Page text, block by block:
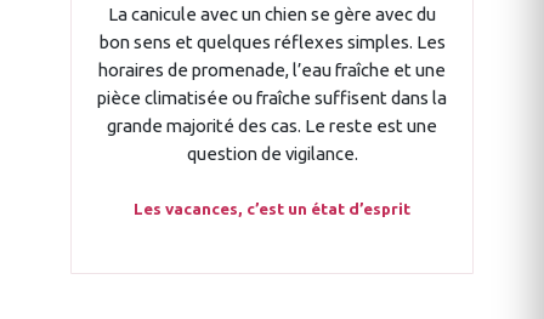
La canicule avec un chien se gère avec du
bon sens et quelques réflexes simples. Les
horaires de promenade, l’eau fraîche et une
pièce climatisée ou fraîche suffisent dans la
grande majorité des cas. Le reste est une
question de vigilance.
Les vacances, c’est un état d’esprit